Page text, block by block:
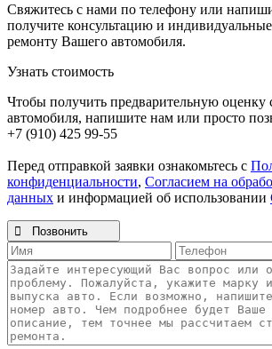
Свяжитесь с нами по телефону или
получите консультацию и
ремонту Вашего автомобиля.
Узнать стоимость
Чтобы получить предварительную оценку
автомобиля, напишите нам или просто
+7 (910) 425 99-55
Перед отправкой заявки ознакомьтесь с
конфиденциальности, Согласием на
данных и информацией об использовании
 Позвонить